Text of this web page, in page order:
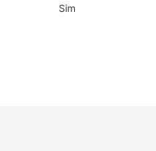
Sim